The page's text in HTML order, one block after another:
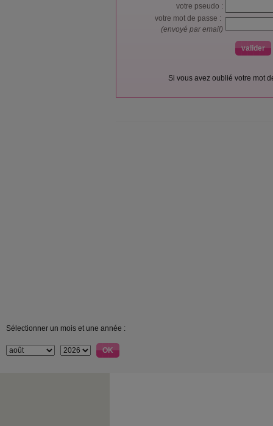
votre pseudo :
votre mot de passe :
(envoyé par email)
Si vous avez oublié votre mot
Sélectionner un mois et une année :